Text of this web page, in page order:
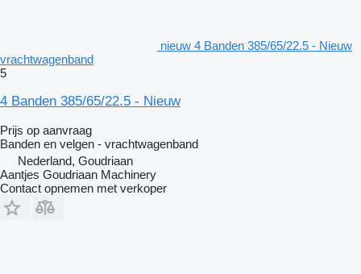
nieuw 4 Banden 385/65/22.5 - Nieuw
vrachtwagenband
5
4 Banden 385/65/22.5 - Nieuw
Prijs op aanvraag
Banden en velgen - vrachtwagenband
Nederland, Goudriaan
Aantjes Goudriaan Machinery
Contact opnemen met verkoper